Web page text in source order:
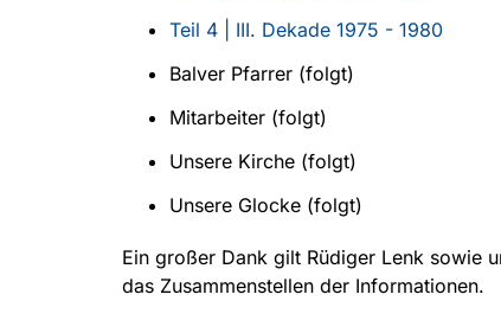
Teil 4 | III. Dekade 1975 - 1980
Balver Pfarrer (folgt)
Mitarbeiter (folgt)
Unsere Kirche (folgt)
Unsere Glocke (folgt)
Ein großer Dank gilt Rüdiger Lenk sowie
das Zusammenstellen der Informationen.